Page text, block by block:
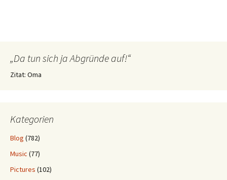
„Da tun sich ja Abgründe auf!“
Zitat: Oma
Kategorien
Blog (782)
Music (77)
Pictures (102)